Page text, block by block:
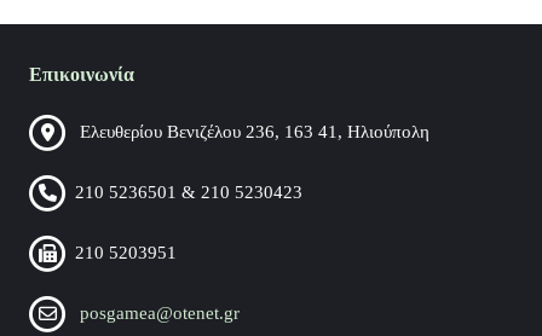
Επικοινωνία
Ελευθερίου Βενιζέλου 236, 163 41, Ηλιούπολη
210 5236501 & 210 5230423
210 5203951
posgamea@otenet.gr